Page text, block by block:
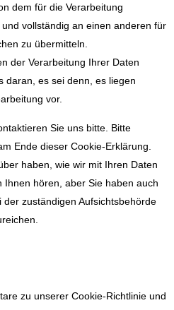
dem für die Verarbeitung
vollständig an einen anderen für
zu übermitteln.
der Verarbeitung Ihrer Daten
daran, es sei denn, es liegen
vor.
Sie uns bitte. Bitte
Ende dieser Cookie-Erklärung.
haben, wie wir mit Ihren Daten
hören, aber Sie haben auch
zuständigen Aufsichtsbehörde
zu unserer Cookie-Richtlinie und